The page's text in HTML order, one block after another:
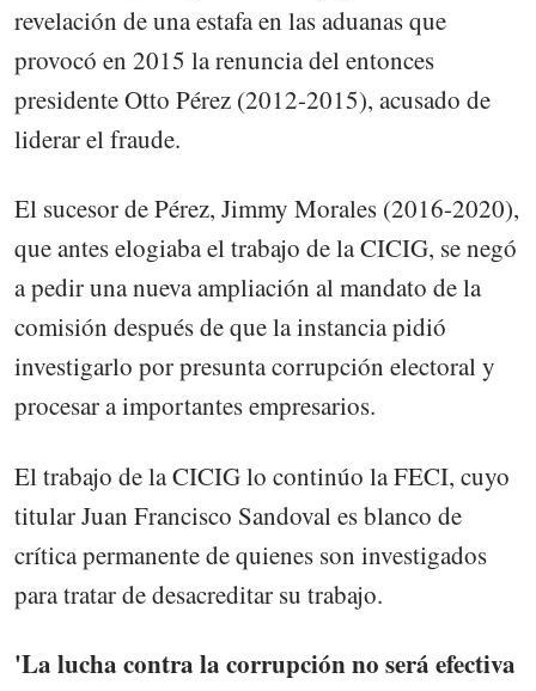
revelación de una estafa en las aduanas que
provocó en 2015 la renuncia del entonces
presidente Otto Pérez (2012-2015), acusado de
liderar el fraude.
El sucesor de Pérez, Jimmy Morales (2016-2020),
que antes elogiaba el trabajo de la CICIG, se negó
a pedir una nueva ampliación al mandato de la
comisión después de que la instancia pidió
investigarlo por presunta corrupción electoral y
procesar a importantes empresarios.
El trabajo de la CICIG lo continúo la FECI, cuyo
titular Juan Francisco Sandoval es blanco de
crítica permanente de quienes son investigados
para tratar de desacreditar su trabajo.
'La lucha contra la corrupción no será efectiva